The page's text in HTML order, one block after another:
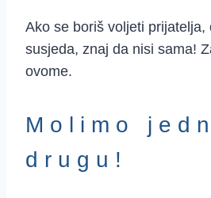
Ako se boriš voljeti prijatelja,
susjeda, znaj da nisi sama!
ovome.
Molimo
drugu!